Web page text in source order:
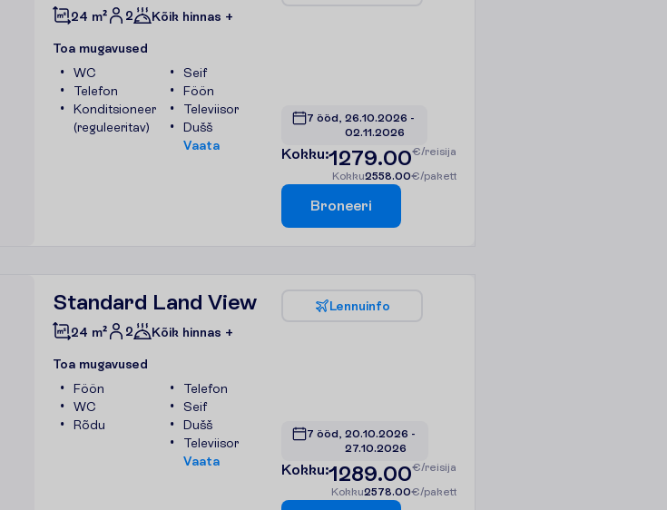
24 m² 2 Kõik hinnas +
Toa mugavused
WC
Telefon
Konditsioneer
(reguleeritav)
Seif
Föön
Televiisor
Dušš
Vaata
7 ööd, 26.10.2026 -
02.11.2026
Kokku:1279.00€/reisija
Kokku2558.00€/pakett
Broneeri
Standard Land View
24 m² 2 Kõik hinnas +
Toa mugavused
Föön
WC
Rõdu
Telefon
Seif
Dušš
Televiisor
Vaata
7 ööd, 20.10.2026 -
27.10.2026
Kokku:1289.00€/reisija
Kokku2578.00€/pakett
Lennuinfo